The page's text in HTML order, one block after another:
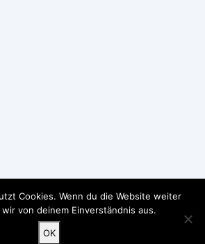
Cookies. Wenn du die Website weiter
von deinem Einverständnis aus.
OK